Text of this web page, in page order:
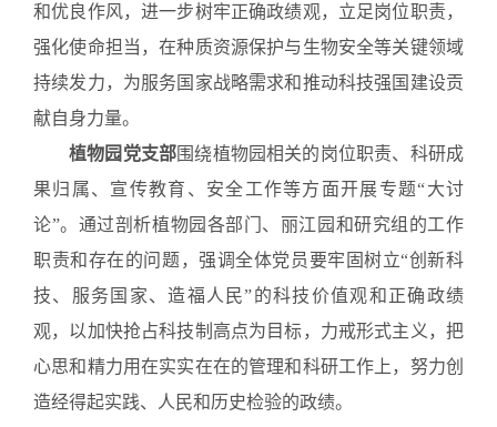
和优良作风，进一步树牢正确政绩观，立足岗位职责，
强化使命担当，在种质资源保护与生物安全等关键领域
持续发力，为服务国家战略需求和推动科技强国建设贡
献自身力量。
植物园党支部围绕植物园相关的岗位职责、科研成
果归属、宣传教育、安全工作等方面开展专题“大讨
论”。通过剖析植物园各部门、丽江园和研究组的工作
职责和存在的问题，强调全体党员要牢固树立“创新科
技、服务国家、造福人民”的科技价值观和正确政绩
观，以加快抢占科技制高点为目标，力戒形式主义，把
心思和精力用在实实在在的管理和科研工作上，努力创
造经得起实践、人民和历史检验的政绩。